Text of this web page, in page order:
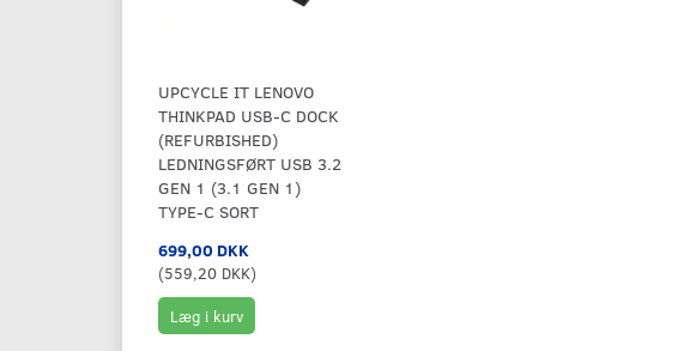
UPCYCLE IT LENOVO
THINKPAD USB-C DOCK
(REFURBISHED)
LEDNINGSFØRT USB 3.2
GEN 1 (3.1 GEN 1)
TYPE-C SORT
699,00 DKK
(559,20 DKK)
Læg i kurv